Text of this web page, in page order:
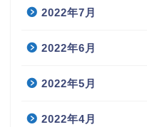
2022年7月
2022年6月
2022年5月
2022年4月